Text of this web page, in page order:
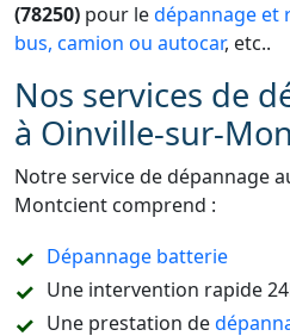
(78250) pour ledépannage et
bus, camion ou autocar, etc..
Nos services de
à Oinville-sur-
Notre service de dépannage
Montcient comprend :
Dépannage batterie
Une intervention rapide
Une prestation de